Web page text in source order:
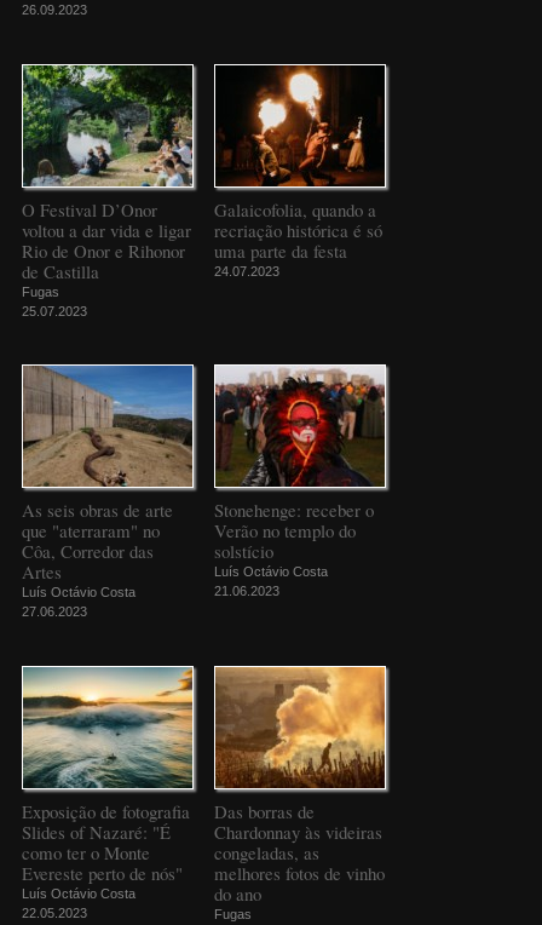
26.09.2023
O Festival D’Onor
voltou a dar vida e ligar
Rio de Onor e Rihonor
de Castilla
Fugas
25.07.2023
Galaicofolia, quando a
recriação histórica é só
uma parte da festa
24.07.2023
As seis obras de arte
que "aterraram" no
Côa, Corredor das
Artes
Luís Octávio Costa
27.06.2023
Stonehenge: receber o
Verão no templo do
solstício
Luís Octávio Costa
21.06.2023
Exposição de fotografia
Slides of Nazaré: "É
como ter o Monte
Evereste perto de nós"
Luís Octávio Costa
22.05.2023
Das borras de
Chardonnay às videiras
congeladas, as
melhores fotos de vinho
do ano
Fugas